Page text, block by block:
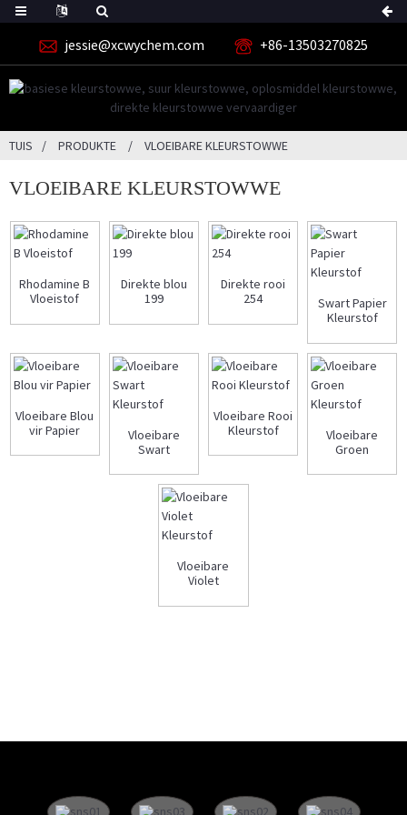
jessie@xcwychem.com +86-13503270825
TUIS PRODUKTE VLOEIBARE KLEURSTOWWE
VLOEIBARE KLEURSTOWWE
Rhodamine B
Vloeistof
Direkte blou
199
Direkte rooi
254
Swart Papier
Kleurstof
Vloeibare Blou
vir Papier
Vloeibare
Swart
Vloeibare Rooi
Kleurstof
Vloeibare
Groen
Vloeibare
Violet